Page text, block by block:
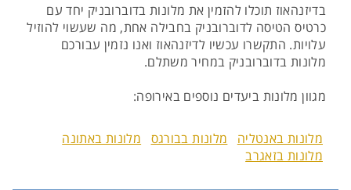
בדיזנהאוז תוכלו להזמין את מלונות בדוברובניק יחד עם
כרטיס הטיסה לדוברובניק בחבילה אחת, מה שעשוי להוזיל
עלויות. התקשרו עכשיו לדיזנהאוז ואנו נזמין עבורכם
מלונות בדוברובניק במחיר משתלם.
מגוון מלונות ביעדים נוספים באירופה:
מלונות באנטליה מלונות בבורגס
מלונות באתונה
מלונות בזאגרב